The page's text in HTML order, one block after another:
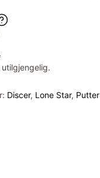
Discer, Lone Star, Putter